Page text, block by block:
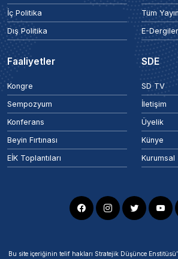
İç Politika
Dış Politika
Tüm
E-Dergiler
Faaliyetler
Kongre
Sempozyum
Konferans
Beyin Fırtınası
EİK Toplantıları
SDE
SD TV
İletişim
Üyelik
Künye
Kurumsal
Bu site içeriğinin telif hakları Stratejik Düşünce